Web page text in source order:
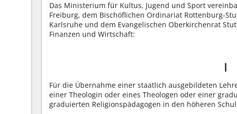
Das Ministerium für Kultus, Jugend und Sport
Freiburg, dem Bischöflichen Ordinariat Rottenburg-
Karlsruhe und dem Evangelischen Oberkirchenrat
Finanzen und Wirtschaft:
I
Für die Übernahme einer staatlich ausgebildeten
einer Theologin oder eines Theologen oder einer
graduierten Religionspädagogen in den höheren